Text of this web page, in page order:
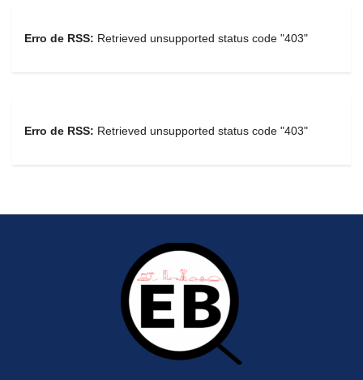
Erro de RSS: Retrieved unsupported status code "403"
Erro de RSS: Retrieved unsupported status code "403"